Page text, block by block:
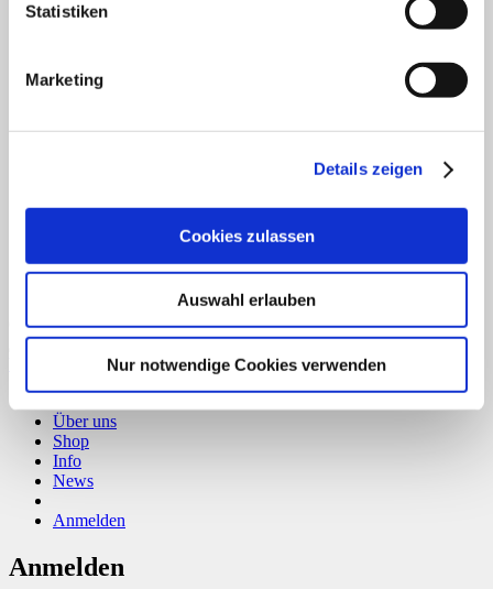
Statistiken
Marketing
Details zeigen
Cookies zulassen
Auswahl erlauben
Nur notwendige Cookies verwenden
Copyright 2026 ©CLOUDROCKER
Vertrag widerrufen
Über uns
Shop
Info
News
Anmelden
Anmelden